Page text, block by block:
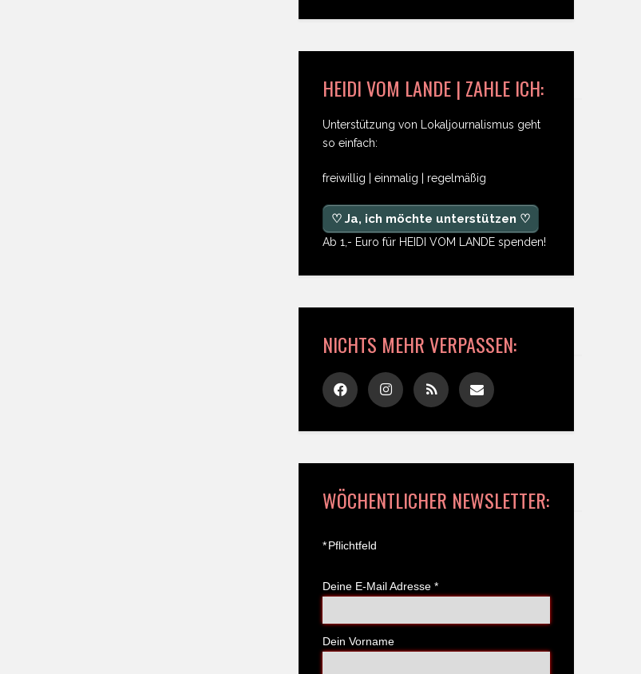
HEIDI VOM LANDE | ZAHLE ICH:
Unterstützung von Lokaljournalismus geht
so einfach:
freiwillig | einmalig | regelmäßig
♡ Ja, ich möchte unterstützen ♡
Ab 1,- Euro für HEIDI VOM LANDE spenden!
NICHTS MEHR VERPASSEN:
WÖCHENTLICHER NEWSLETTER:
*Pflichtfeld
Deine E-Mail Adresse *
Dein Vorname